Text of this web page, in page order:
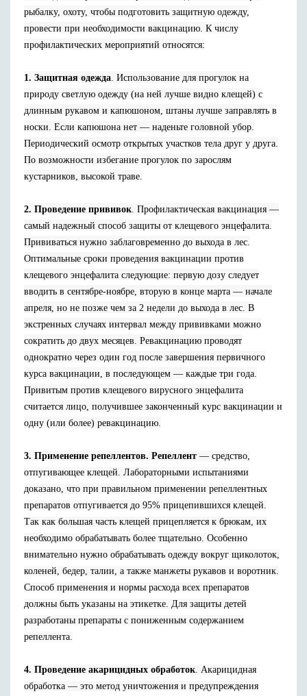
рыбалку, охоту, чтобы подготовить защитную одежду,
провести при необходимости вакцинацию. К числу
профилактических мероприятий относятся:
1. Защитная одежда . Использование для прогулок на
природу светлую одежду (на ней лучше видно клещей) с
длинным рукавом и капюшоном, штаны лучше заправлять в
носки. Если капюшона нет — наденьте головной убор.
Периодический осмотр открытых участков тела друг у друга.
По возможности избегание прогулок по зарослям
кустарников, высокой траве.
2. Проведение прививок . Профилактическая вакцинация —
самый надежный способ защиты от клещевого энцефалита.
Прививаться нужно заблаговременно до выхода в лес.
Оптимальные сроки проведения вакцинации против
клещевого энцефалита следующие: первую дозу следует
вводить в сентябре-ноябре, вторую в конце марта — начале
апреля, но не позже чем за 2 недели до выхода в лес. В
экстренных случаях интервал между прививками можно
сократить до двух месяцев. Ревакцинацию проводят
однократно через один год после завершения первичного
курса вакцинации, в последующем — каждые три года.
Привитым против клещевого вирусного энцефалита
считается лицо, получившее законченный курс вакцинации и
одну (или более) ревакцинацию.
3. Применение репеллентов. Репеллент — средство,
отпугивающее клещей. Лабораторными испытаниями
доказано, что при правильном применении репеллентных
препаратов отпугивается до 95% прицепившихся клещей.
Так как большая часть клещей прицепляется к брюкам, их
необходимо обрабатывать более тщательно. Особенно
внимательно нужно обрабатывать одежду вокруг щиколоток,
коленей, бедер, талии, а также манжеты рукавов и воротник.
Способ применения и нормы расхода всех препаратов
должны быть указаны на этикетке. Для защиты детей
разработаны препараты с пониженным содержанием
репеллента.
4. Проведение акарицидных обработок . Акарицидная
обработка — это метод уничтожения и предупреждения